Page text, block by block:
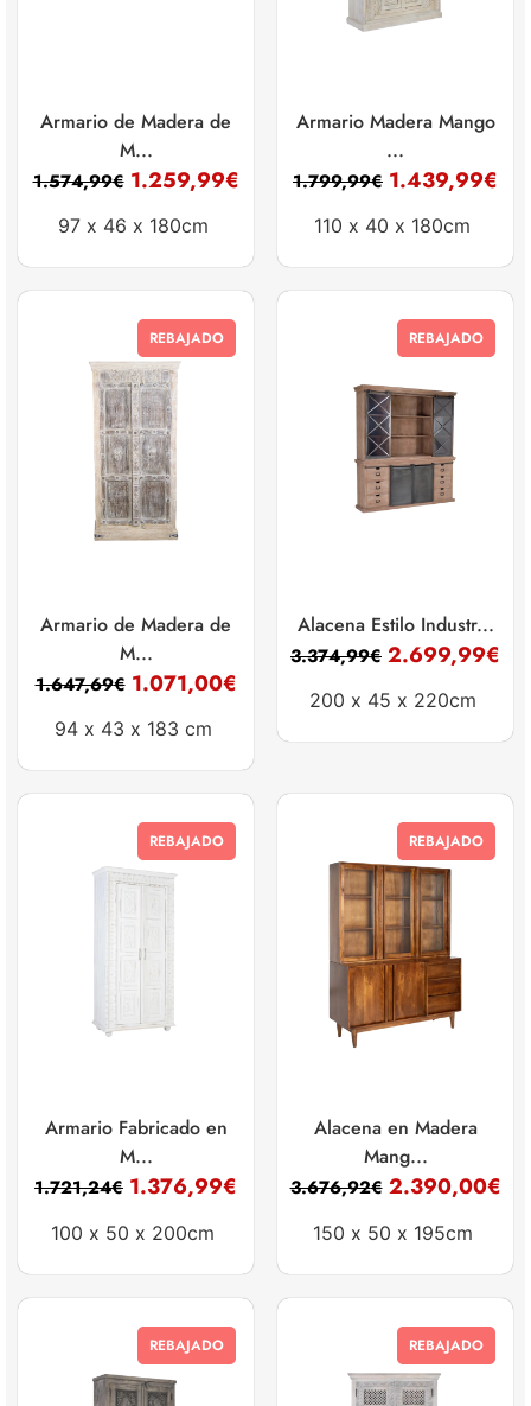
Armario de Madera de
M...
1.574,99€ 1.259,99€
97 x 46 x 180cm
Armario Madera Mango
...
1.799,99€ 1.439,99€
110 x 40 x 180cm
REBAJADO
Armario de Madera de
M...
1.647,69€ 1.071,00€
94 x 43 x 183 cm
REBAJADO
Alacena Estilo Industr...
3.374,99€ 2.699,99€
200 x 45 x 220cm
REBAJADO
Armario Fabricado en
M...
1.721,24€ 1.376,99€
100 x 50 x 200cm
REBAJADO
Alacena en Madera
Mang...
3.676,92€ 2.390,00€
150 x 50 x 195cm
REBAJADO REBAJADO